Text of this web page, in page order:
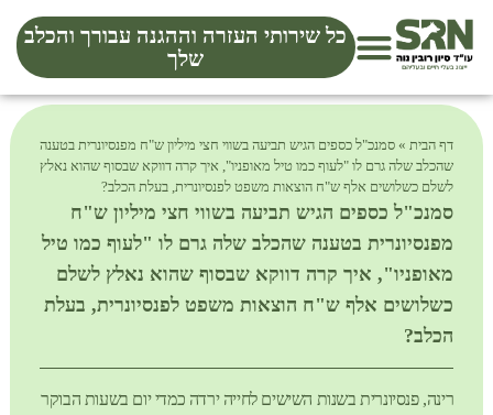
כל שירותי העזרה וההגנה עבורך והכלב
שלך
דף הבית » סמנכ"ל כספים הגיש תביעה בשווי חצי מיליון ש"ח מפנסיונרית בטענה
שהכלב שלה גרם לו "לעוף כמו טיל מאופניו", איך קרה דווקא שבסוף שהוא נאלץ
לשלם כשלושים אלף ש"ח הוצאות משפט לפנסיונרית, בעלת הכלב?
סמנכ"ל כספים הגיש תביעה בשווי חצי מיליון ש"ח
מפנסיונרית בטענה שהכלב שלה גרם לו "לעוף כמו טיל
מאופניו", איך קרה דווקא שבסוף שהוא נאלץ לשלם
כשלושים אלף ש"ח הוצאות משפט לפנסיונרית, בעלת
הכלב?
רינה, פנסיונרית בשנות השישים לחייה ירדה כמדי יום בשעות הבוקר